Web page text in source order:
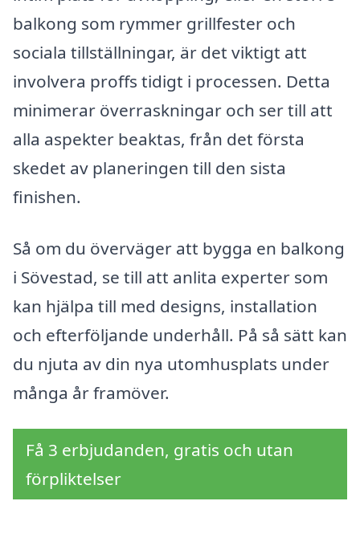
balkong som rymmer grillfester och
sociala tillställningar, är det viktigt att
involvera proffs tidigt i processen. Detta
minimerar överraskningar och ser till att
alla aspekter beaktas, från det första
skedet av planeringen till den sista
finishen.
Så om du överväger att bygga en balkong
i Sövestad, se till att anlita experter som
kan hjälpa till med designs, installation
och efterföljande underhåll. På så sätt kan
du njuta av din nya utomhusplats under
många år framöver.
Få 3 erbjudanden, gratis och utan
förpliktelser